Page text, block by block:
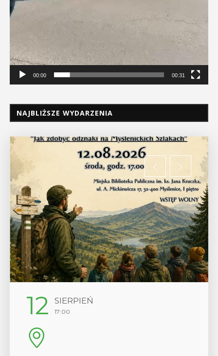
00:00 00:31
NAJBLIŻSZE WYDARZENIA
12 SIERPIEŃ
17:00